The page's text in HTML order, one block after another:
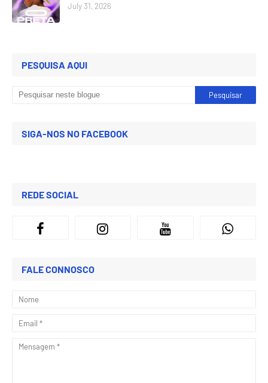
July 31, 2026
PESQUISA AQUI
SIGA-NOS NO FACEBOOK
REDE SOCIAL
FALE CONNOSCO